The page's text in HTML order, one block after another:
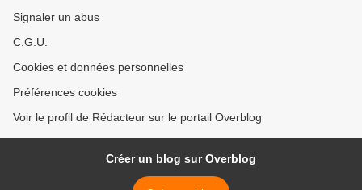
Signaler un abus
C.G.U.
Cookies et données personnelles
Préférences cookies
Voir le profil de Rédacteur sur le portail Overblog
Créer un blog sur Overblog